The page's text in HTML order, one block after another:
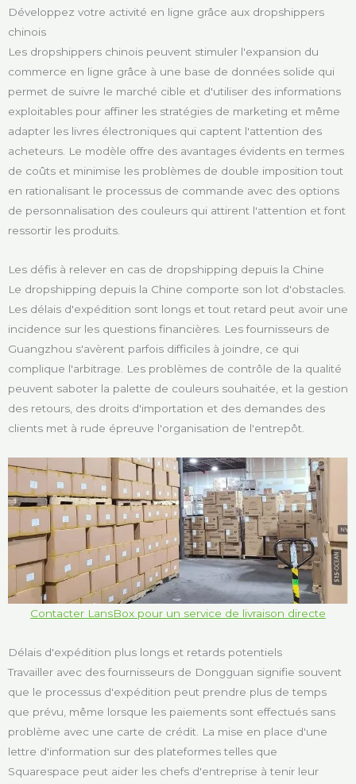
Développez votre activité en ligne grâce aux dropshippers
chinois
Les dropshippers chinois peuvent stimuler l'expansion du
commerce en ligne grâce à une base de données solide qui
permet de suivre le marché cible et d'utiliser des informations
exploitables pour affiner les stratégies de marketing et même
adapter les livres électroniques qui captent l'attention des
acheteurs. Le modèle offre des avantages évidents en termes
de coûts et minimise les problèmes de double imposition tout
en rationalisant le processus de commande avec des options
de personnalisation des couleurs qui attirent l'attention et font
ressortir les produits.
Les défis à relever en cas de dropshipping depuis la Chine
Le dropshipping depuis la Chine comporte son lot d'obstacles.
Les délais d'expédition sont longs et tout retard peut avoir une
incidence sur les questions financières. Les fournisseurs de
Guangzhou s'avèrent parfois difficiles à joindre, ce qui
complique l'arbitrage. Les problèmes de contrôle de la qualité
peuvent saboter la palette de couleurs souhaitée, et la gestion
des retours, des droits d'importation et des demandes des
clients met à rude épreuve l'organisation de l'entrepôt.
Contacter LansBox pour un service de livraison directe
Délais d'expédition plus longs et retards potentiels
Travailler avec des fournisseurs de Dongguan signifie souvent
que le processus d'expédition peut prendre plus de temps
que prévu, même lorsque les paiements sont effectués sans
problème avec une carte de crédit. La mise en place d'une
lettre d'information sur des plateformes telles que
Squarespace peut aider les chefs d'entreprise à tenir leur